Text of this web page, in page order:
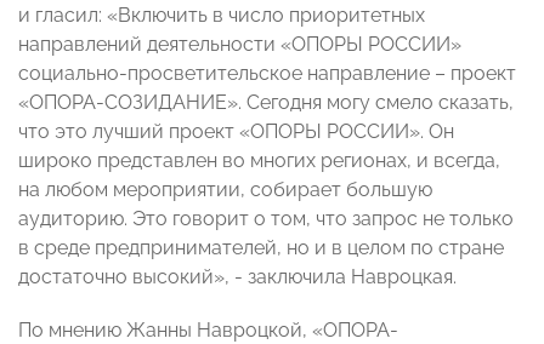
и гласил: «Включить в число приоритетных
направлений деятельности «ОПОРЫ РОССИИ»
социально-просветительское направление – проект
«ОПОРА-СОЗИДАНИЕ». Сегодня могу смело сказать,
что это лучший проект «ОПОРЫ РОССИИ». Он
широко представлен во многих регионах, и всегда,
на любом мероприятии, собирает большую
аудиторию. Это говорит о том, что запрос не только
в среде предпринимателей, но и в целом по стране
достаточно высокий», - заключила Навроцкая.
По мнению Жанны Навроцкой, «ОПОРА-